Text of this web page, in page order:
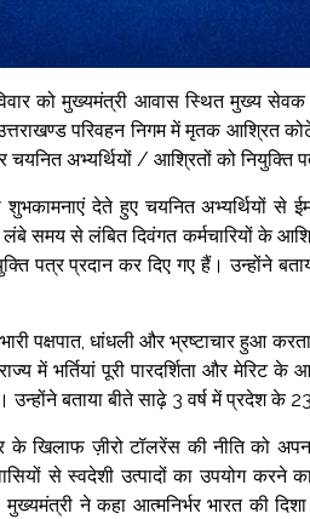
को मुख्यमंत्री आवास स्थित मुख्य
परिवहन निगम में मृतक आश्रित
अभ्यर्थियों / आश्रितों को नियुक्ति
देते हुए चयनित अभ्यर्थियों से
समय से लंबित दिवंगत कर्मचारियों के
पत्र प्रदान कर दिए गए हैं। उन्होंने
पक्षपात, धांधली और भ्रष्टाचार
में भर्तियां पूरी पारदर्शिता और मेरिट
बताया बीते साढ़े 3 वर्ष में प्रदेश के
के खिलाफ ज़ीरो टॉलरेंस की नीति को
से स्वदेशी उत्पादों का उपयोग
ने कहा आत्मनिर्भर भारत की